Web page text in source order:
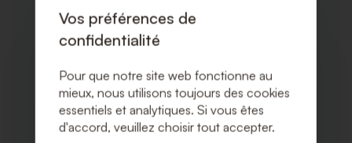
Vos préférences de
confidentialité
Pour que notre site web fonctionne au
mieux, nous utilisons toujours des cookies
essentiels et analytiques. Si vous êtes
d'accord, veuillez choisir tout accepter.